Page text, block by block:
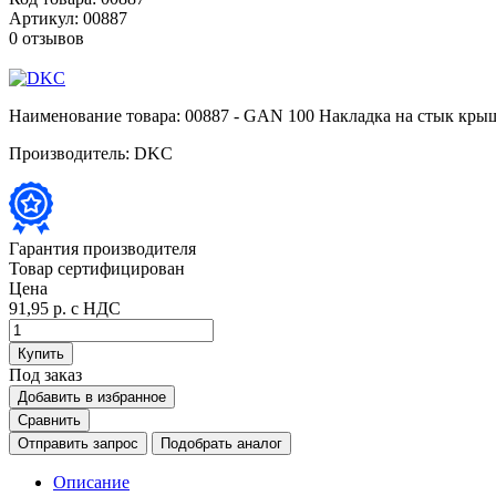
Артикул: 00887
0 отзывов
Наименование товара: 00887 - GAN 100 Накладка на стык
Производитель: DKC
Гарантия производителя
Товар сертифицирован
Цена
91,95 р. с НДС
Купить
Под заказ
Добавить в избранное
Сравнить
Отправить запрос
Подобрать аналог
Описание